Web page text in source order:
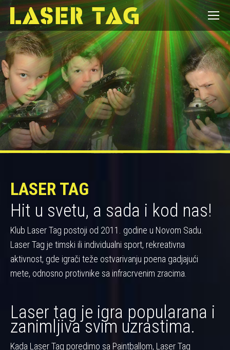
LASER TAG
Hit u svetu, a sada i kod nas!
Klub Laser Tag postoji od 2011. godine u Novom Sadu.
Laser Tag je timski ili individualni sport, rekreativna
aktivnost, gde igrači teže ostvarivanju poena gadjajući
mete, odnosno protivnike sa infracrvenim zracima.
Laser tag je igra popularana i
zanimljiva svim uzrastima.
Kada Laser Tag poredimo sa Paintballom, Laser Tag